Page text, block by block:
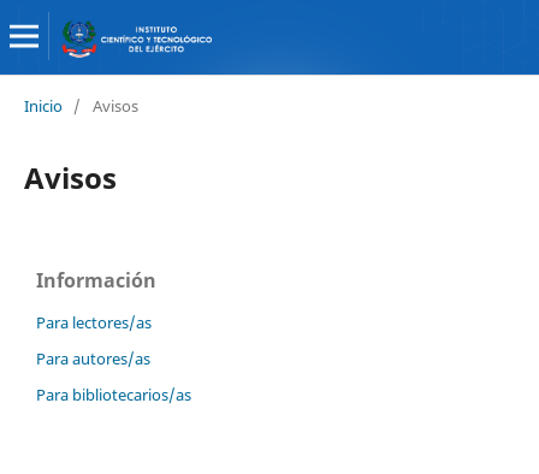
Inicio / Avisos
Avisos
Información
Para lectores/as
Para autores/as
Para bibliotecarios/as